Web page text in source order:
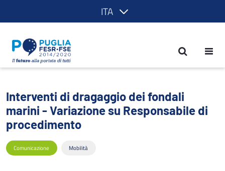
ITA
Interventi di dragaggio dei fondali
Interventi di dragaggio dei fondali
marini - Variazione su Responsabile di
procedimento
Comunicazione Mobilità